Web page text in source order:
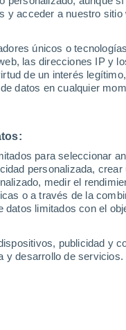
y acceder a nuestro
únicos o
las direcciones IP y
de un interés
datos en cualquier
para seleccionar
personalizada, crear
medir el
o a través de la
limitados con el
publicidad y
y desarrollo de servicios.
de nieve en la base
de nieve en la parte